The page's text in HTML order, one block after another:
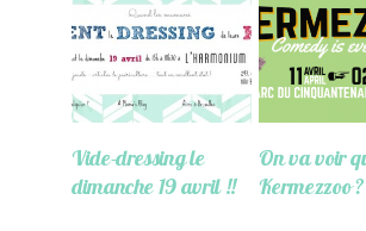
Vide-dressing le
dimanche 19 avril !!
On va voir
Kermezzoo ?